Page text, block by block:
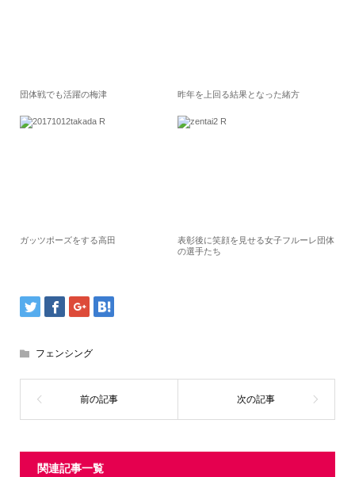
団体戦でも活躍の梅津 昨年を上回る結果となった緒方
ガッツポーズをする高田
表彰後に笑顔を見せる女子フルーレ団体
の選手たち
フェンシング
関連記事一覧